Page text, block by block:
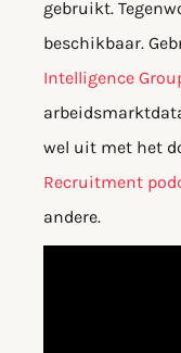
gebruikt.
beschikbaar.
Intelligence
wel uit met het
Recruitment
andere.